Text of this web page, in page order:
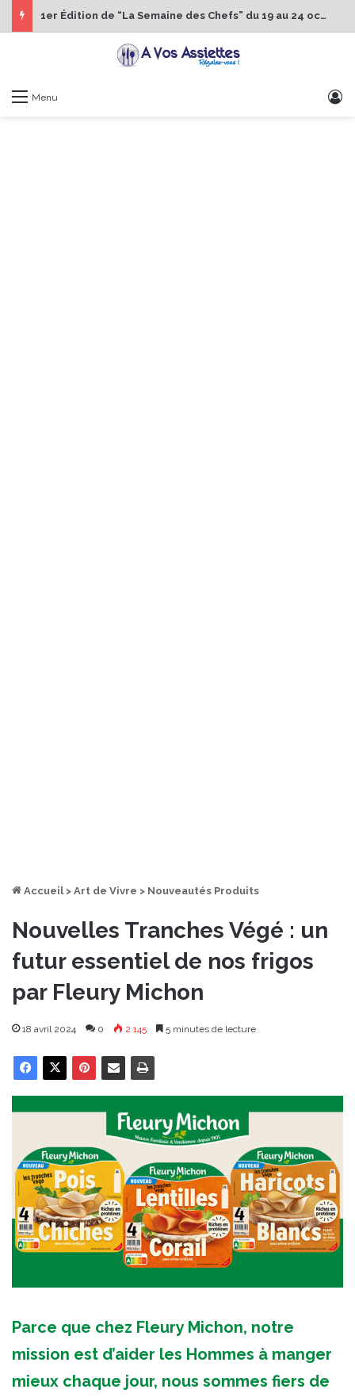
1er Édition de “La Semaine des Chefs” du 19 au 24 octobre 2026
Menu
Accueil > Art de Vivre > Nouveautés Produits
Nouvelles Tranches Végé : un
futur essentiel de nos frigos
par Fleury Michon
18 avril 2024 0 2 145 5 minutes de lecture
Parce que chez Fleury Michon, notre
mission est d’aider les Hommes à manger
mieux chaque jour, nous sommes fiers de